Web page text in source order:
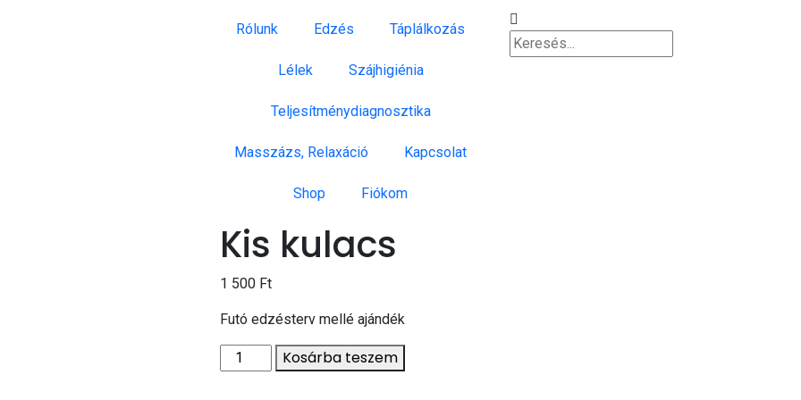
Rólunk Edzés Táplálkozás
Lélek Szájhigiénia
Teljesítménydiagnosztika
Masszázs, Relaxáció Kapcsolat
Shop Fiókom
Kis kulacs
1 500 Ft
Futó edzésterv mellé ajándék
Kosárba teszem